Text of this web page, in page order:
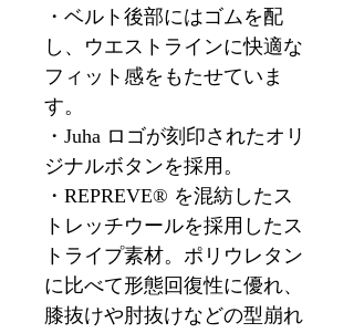
・ベルト後部にはゴムを配
し、ウエストラインに快適な
フィット感をもたせていま
す。
・Juha ロゴが刻印されたオリ
ジナルボタンを採用。
・REPREVE® を混紡したス
トレッチウールを採用したス
トライプ素材。ポリウレタン
に比べて形態回復性に優れ、
膝抜けや肘抜けなどの型崩れ